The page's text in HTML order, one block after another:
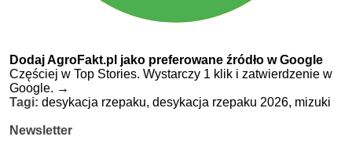
Dodaj AgroFakt.pl jako preferowane źródło w Google
Częściej w Top Stories. Wystarczy 1 klik i zatwierdzenie w
Google. →
Tagi: desykacja rzepaku, desykacja rzepaku 2026, mizuki
Newsletter